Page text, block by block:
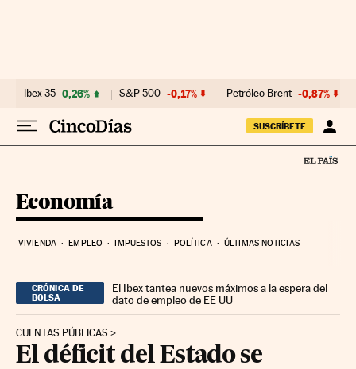
Ibex 35 0,26% S&P 500 -0,17% Petróleo Brent -0,87%
SUSCRÍBETE
Economía
VIVIENDA EMPLEO IMPUESTOS POLÍTICA ÚLTIMAS NOTICIAS
CRÓNICA DE
BOLSA
El Ibex tantea nuevos máximos a la espera del
dato de empleo de EE UU
CUENTAS PÚBLICAS
El déficit del Estado se